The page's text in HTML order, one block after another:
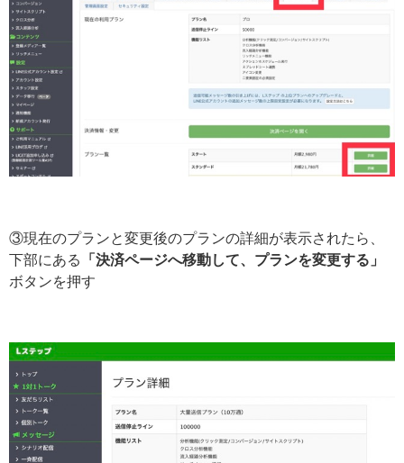
③現在のプランと変更後のプランの詳細が表示されたら、
下部にある
「決済ページへ移動して、プランを変更する」
ボタンを押す